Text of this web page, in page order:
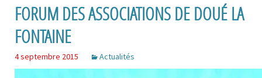
FORUM DES ASSOCIATIONS DE DOUÉ LA
FONTAINE
4 septembre 2015 Actualités